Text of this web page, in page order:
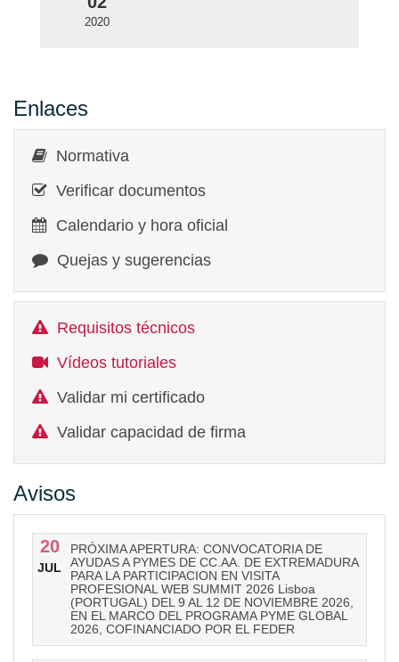
2020
Enlaces
Normativa
Verificar documentos
Calendario y hora oficial
Quejas y sugerencias
Requisitos técnicos
Vídeos tutoriales
Validar mi certificado
Validar capacidad de firma
Avisos
20
JUL
PRÓXIMA APERTURA: CONVOCATORIA DE
AYUDAS A PYMES DE CC.AA. DE EXTREMADURA
PARA LA PARTICIPACION EN VISITA
PROFESIONAL WEB SUMMIT 2026 Lisboa
(PORTUGAL) DEL 9 AL 12 DE NOVIEMBRE 2026,
EN EL MARCO DEL PROGRAMA PYME GLOBAL
2026, COFINANCIADO POR EL FEDER